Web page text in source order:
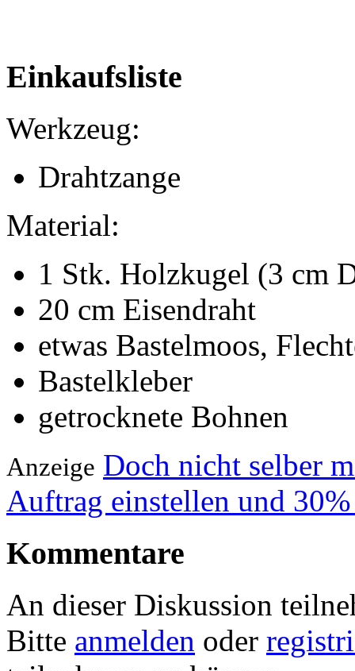
Einkaufsliste
Werkzeug:
Drahtzange
Material:
1 Stk. Holzkugel (3 cm
20 cm Eisendraht
etwas Bastelmoos,
Bastelkleber
getrocknete Bohnen
Anzeige Doch nicht selber
Auftrag einstellen und
Kommentare
An dieser Diskussion
Bitte anmelden oder